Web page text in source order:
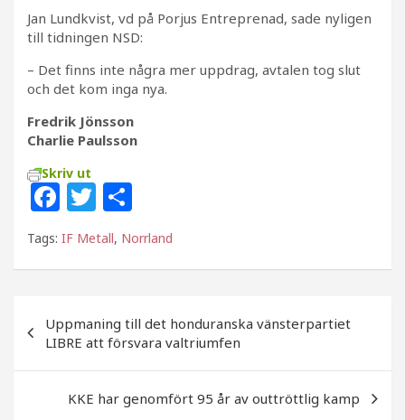
Jan Lundkvist, vd på Porjus Entreprenad, sade nyligen
till tidningen NSD:
– Det finns inte några mer uppdrag, avtalen tog slut
och det kom inga nya.
Fredrik Jönsson
Charlie Paulsson
Skriv ut
F
a
c
e
b
o
o
k
T
w
itt
e
r
el
a
Tags: IF Metall, Norrland
Uppmaning till det honduranska vänsterpartiet
LIBRE att försvara valtriumfen
KKE har genomfört 95 år av outtröttlig kamp